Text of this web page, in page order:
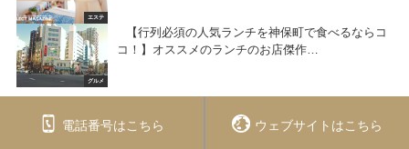
エステ
グルメ
【行列必須の人気ランチを神保町で食べるならコ
コ！】オススメのランチのお店傑作…
電話番号はこちら ウェブサイトはこちら